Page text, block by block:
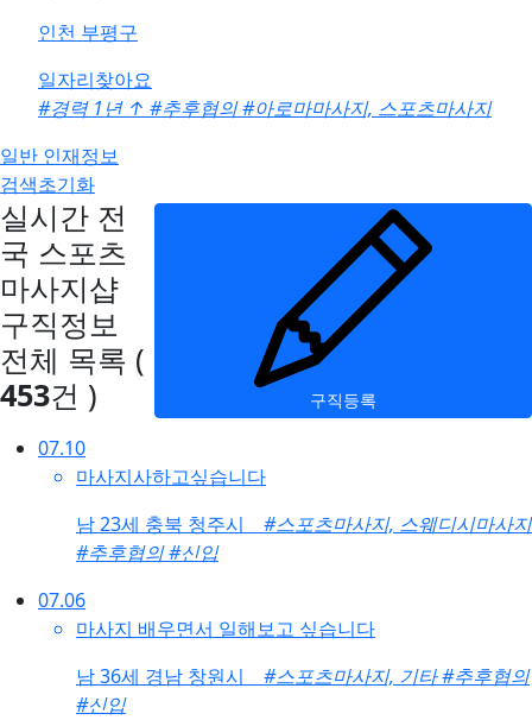
인천 부평구
일자리찾아요
#경력 1년 ↑ #추후협의#아로마마사지, 스포츠마사지
일반 인재정보
검색초기화
실시간 전
국 스포츠
마사지샵
구직정보
전체 목록 (
453건 ) 구직등록
07.10
마사지사하고싶습니다
남23세 충북 청주시 #스포츠마사지, 스웨디시마사지
#추후협의#신입
07.06
마사지 배우면서 일해보고 싶습니다
남36세 경남 창원시 #스포츠마사지, 기타#추후협의
#신입